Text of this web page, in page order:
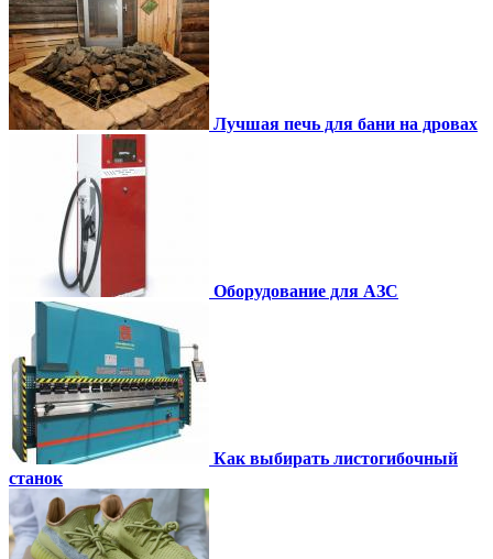
Лучшая печь для бани на дровах
Оборудование для АЗС
Как выбирать листогибочный
станок